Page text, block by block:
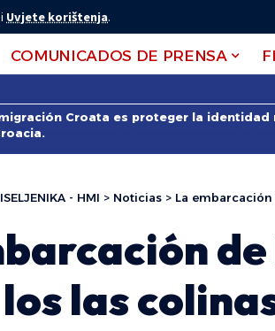
i Uvjete korištenja.
COMUNICADOS DE PRENSA
Croata es proteger la
- HMI > Noticias > La
las